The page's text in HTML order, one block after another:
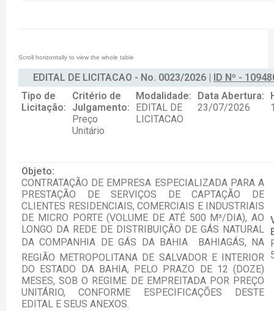
EDITAL DE LICITACAO - No. 0023/2026 |
ID Nº -
Tipo de
Licitação:
Critério de
Julgamento:
Preço
Unitário
Modalidade:
EDITAL DE
LICITACAO
Data Abertura:
23/07/2026
Objeto:
CONTRATAÇÃO DE EMPRESA ESPECIALIZADA PARA A
PRESTAÇÃO DE SERVIÇOS DE CAPTAÇÃO DE
CLIENTES RESIDENCIAIS, COMERCIAIS E INDUSTRIAIS
DE MICRO PORTE (VOLUME DE ATÉ 500 M³/DIA), AO
LONGO DA REDE DE DISTRIBUIÇÃO DE GÁS NATURAL
DA COMPANHIA DE GÁS DA BAHIA  BAHIAGÁS, NA
REGIÃO METROPOLITANA DE SALVADOR E INTERIOR
DO ESTADO DA BAHIA, PELO PRAZO DE 12 (DOZE)
MESES, SOB O REGIME DE EMPREITADA POR PREÇO
UNITÁRIO, CONFORME ESPECIFICAÇÕES DESTE
EDITAL E SEUS ANEXOS.